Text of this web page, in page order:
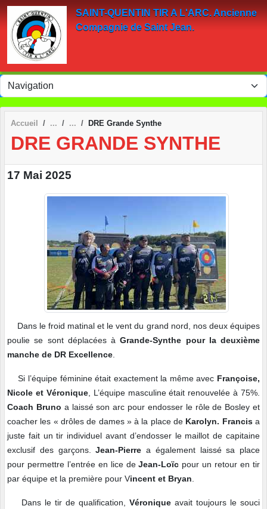
SAINT-QUENTIN TIR A L'ARC. Ancienne
Compagnie de Saint Jean.
Accueil DRE Grande Synthe
DRE GRANDE SYNTHE
17 Mai 2025
Dans le froid matinal et le vent du grand nord, nos deux équipes
poulie se sont déplacées àGrande-Synthe pour la deuxième
manche de DR Excellence
Si l’équipe féminine était exactement la même avec Françoise,
Nicole et Véronique, L’équipe masculine était renouvelée à 75%.
Coach Bruno a laissé son arc pour endosser le rôle de Bosley et
coacher les « drôles de dames » à la place de Karolyn. Francisa
juste fait un tir individuel avant d’endosser le maillot de capitaine
exclusif des garçons.Jean-Pierre a également laissé sa place
pour permettre l’entrée en lice deJean-Loïc pour un retour en tir
par équipe et la première pour Vincent et Bryan
Dans le tir de qualification, Véronique avait toujours le souci
Panneau de gestion des cookies